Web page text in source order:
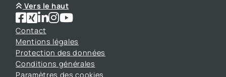
Vers le haut
Contact
Mentions légales
Protection des données
Conditions générales
Paramètres des cookies